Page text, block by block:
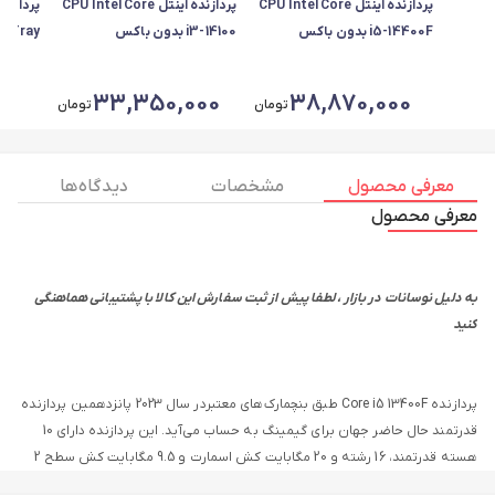
پردازنده اینتل CPU Intel Core
i5-14400F بدون باکس
38,870,000تومان
پردازنده اینتل CPU Intel Core
i3-14100 بدون باکس
33,350,000تومان
Tray
معرفی محصول مشخصات
دیدگاه ها
معرفی محصول
به دلیل نوسانات در بازار ، لطفا پیش از ثبت سفارش این کالا با پشتیبانی هماهنگی
کنید
پردازنده Core i5 13400F طبق بنچمارک‌های معتبردر سال 2023 پانزدهمین پردازنده
قدرتمند حال حاضر جهان برای گیمینگ به حساب می‌آید. این پردازنده دارای 10
هسته قدرتمند، 16 رشته و 20 مگابایت کش اسمارت و 9.5 مگابایت کش سطح 2